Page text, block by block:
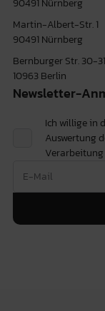
Martin-Albert-Str. 1
90491 Nürnberg
Bernburger Str. 30-31
10963 Berlin
Newsletter-
Ich willige in
Auswertung